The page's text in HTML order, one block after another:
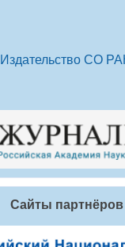
Издательство СО
Сайты партнёров